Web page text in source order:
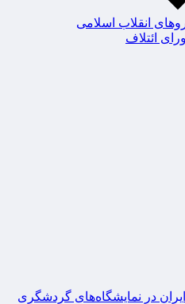
انقلاب اسلامی
ائتلاف
ایران در نمایشگاه‌های گردشگری